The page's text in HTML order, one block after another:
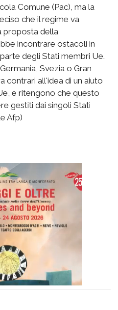
Comune (Pac), ma la
che il regime va
proposta della
incontrare ostacoli in
degli Stati membri Ue.
Svezia o Gran
contrari all'idea di un aiuto
e ritengono che questo
gestiti dai singoli Stati
Afp)